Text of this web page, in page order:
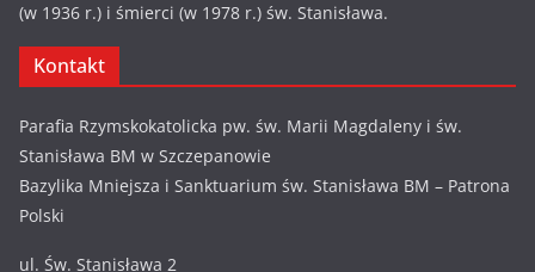
(w 1936 r.) i śmierci (w 1978 r.) św. Stanisława.
Kontakt
Parafia Rzymskokatolicka pw. św. Marii Magdaleny i św.
Stanisława BM w Szczepanowie
Bazylika Mniejsza i Sanktuarium św. Stanisława BM – Patrona
Polski
ul. Św. Stanisława 2